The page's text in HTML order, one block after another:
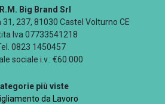
Big Brand Srl
237, 81030 Castel Volturno CE
Iva 07733541218
0823 1450457
sociale i.v.: €60.000
più viste
da Lavoro